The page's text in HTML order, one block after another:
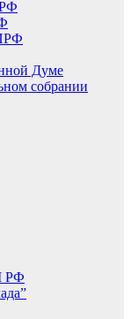
Думе
собрании
РФ